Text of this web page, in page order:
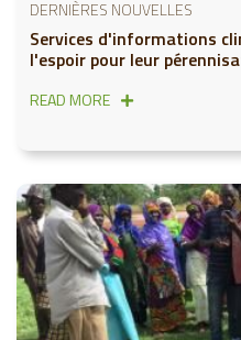
DERNIÈRES NOUVELLES
Services d'informations
l'espoir pour leur
READ MORE